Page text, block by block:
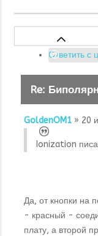
Ответить с
Re:
GoldenOM1 » 20
Ionization
Да, от кнопки на
- красный -
плату, а второй